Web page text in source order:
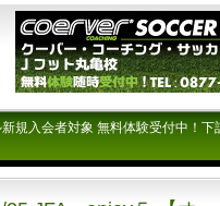
規入会者対象 無料体験受付中！